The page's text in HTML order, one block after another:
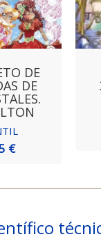
DE
DE
€